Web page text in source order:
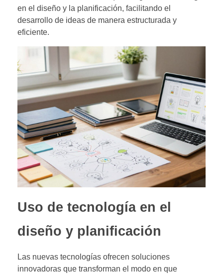
en el diseño y la planificación, facilitando el
desarrollo de ideas de manera estructurada y
eficiente.
Uso de tecnología en el
diseño y planificación
Las nuevas tecnologías ofrecen soluciones
innovadoras que transforman el modo en que